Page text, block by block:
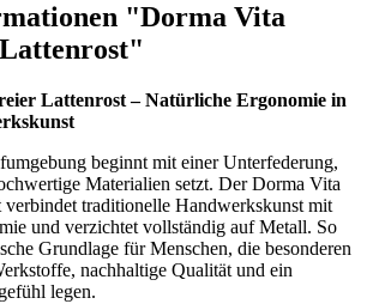
"Dorma Vita
Lattenrost – Natürliche Ergonomie in
beginnt mit einer Unterfederung,
Materialien setzt. Der Dorma Vita
traditionelle Handwerkskunst mit
und verzichtet vollständig auf Metall. So
Grundlage für Menschen, die besonderen
nachhaltige Qualität und ein
legen.